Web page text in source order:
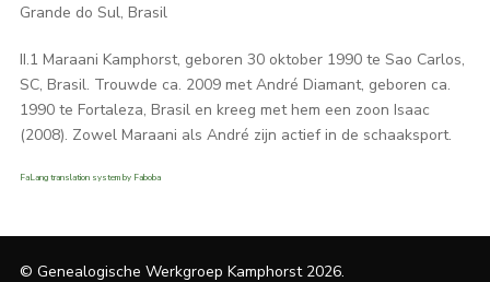
Grande do Sul, Brasil
II.1 Maraani Kamphorst, geboren 30 oktober 1990 te Sao Carlos,
SC, Brasil. Trouwde ca. 2009 met André Diamant, geboren ca.
1990 te Fortaleza, Brasil en kreeg met hem een zoon Isaac
(2008). Zowel Maraani als André zijn actief in de schaaksport.
FaLang translation system by Faboba
© Genealogische Werkgroep Kamphorst 2026.